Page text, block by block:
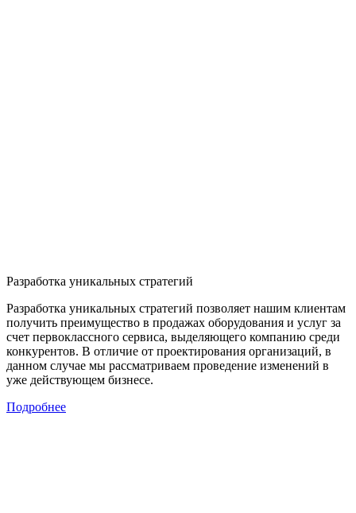
Разработка уникальных стратегий
Разработка уникальных стратегий позволяет нашим клиентам
получить преимущество в продажах оборудования и услуг за
счет первоклассного сервиса, выделяющего компанию среди
конкурентов. В отличие от проектирования организаций, в
данном случае мы рассматриваем проведение изменений в
уже действующем бизнесе.
Подробнее